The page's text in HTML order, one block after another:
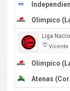
Olimpico
Liga
Vicente
Olimpico
Atenas